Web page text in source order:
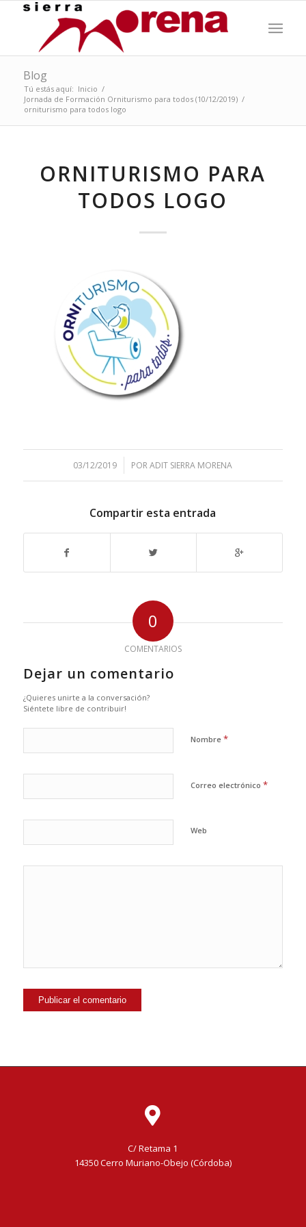
Blog
Tú estás aquí: Inicio /
Jornada de Formación Orniturismo para todos (10/12/2019) /
orniturismo para todos logo
ORNITURISMO PARA
TODOS LOGO
03/12/2019
/ PORADIT SIERRA MORENA
Compartir esta entrada
0
COMENTARIOS
Dejar un comentario
¿Quieres unirte a la conversación?
Siéntete libre de contribuir!
Nombre *
Correo electrónico *
Web
C/ Retama 1
14350 Cerro Muriano-Obejo (Córdoba)